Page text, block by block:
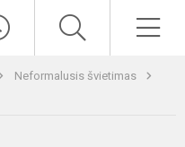
Neformalusis švietimas